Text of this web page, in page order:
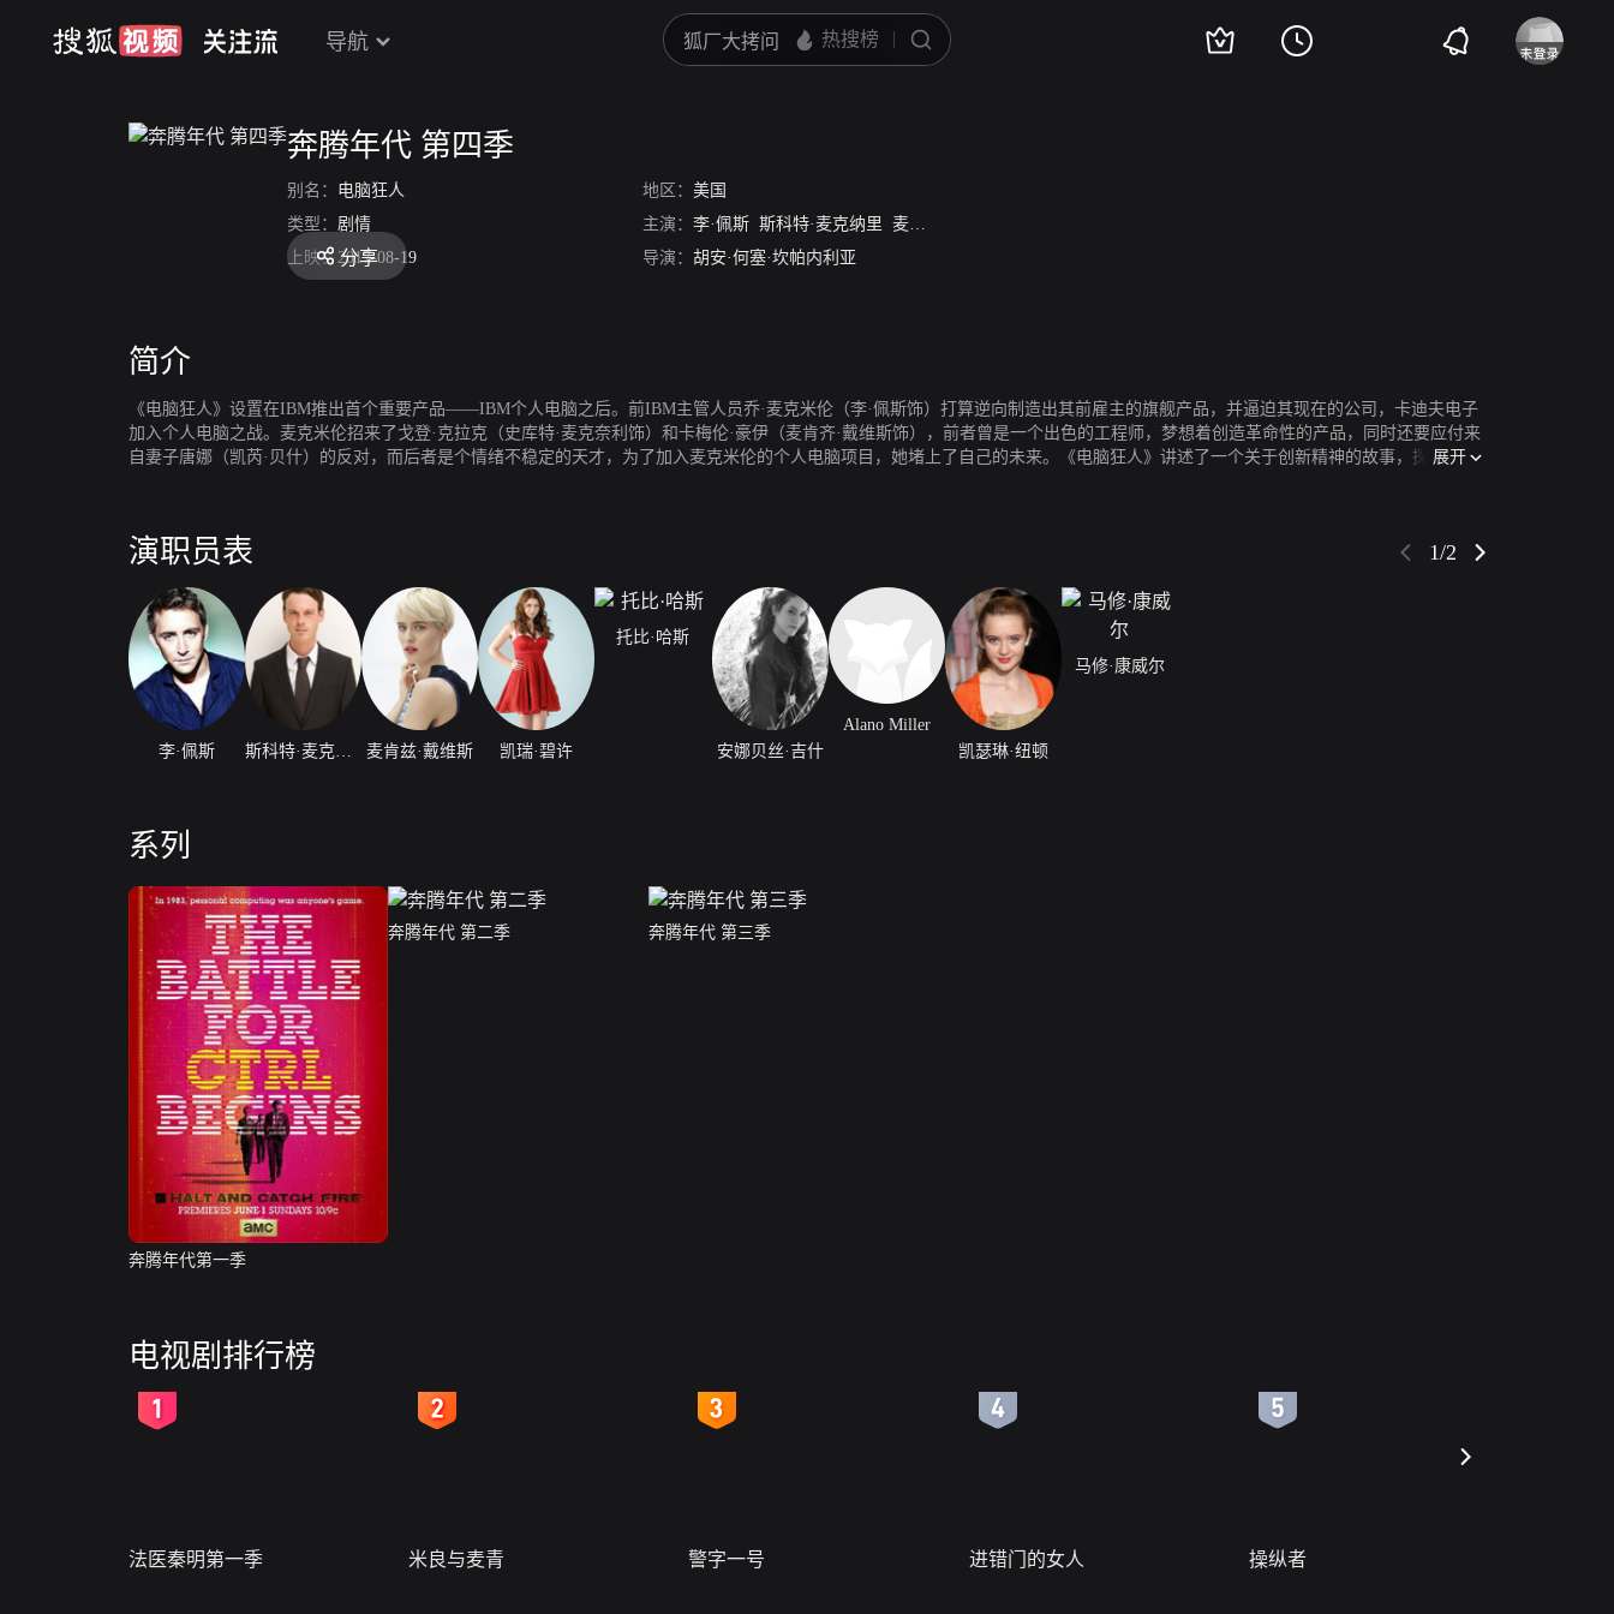
导航
奔腾年代 第四季
别名： 电脑狂人 地区： 美国
类型： 剧情 主演： 李·佩斯 斯科特·麦克纳里 麦肯兹·戴维斯
上映： 2017-08-19 导演： 胡安·何塞·坎帕内利亚
分享
简介
《电脑狂人》设置在IBM推出首个重要产品——IBM个人电脑之后。前IBM主管人员乔·麦克米伦（李·佩斯饰）打算逆向制造出其前雇主的旗舰产品，并逼迫其现在的公司，卡迪夫电子
加入个人电脑之战。麦克米伦招来了戈登·克拉克（史库特·麦克奈利饰）和卡梅伦·豪伊（麦肯齐·戴维斯饰），前者曾是一个出色的工程师，梦想着创造革命性的产品，同时还要应付来
自妻子唐娜（凯芮·贝什）的反对，而后者是个情绪不稳定的天才，为了加入麦克米伦的个人电脑项目，她堵上了自己的未来。《电脑狂人》讲述了一个关于创新精神的故事，探寻一段
展开
演职员表 1/2
李·佩斯 麦肯兹·戴维斯 凯瑞·碧许
托比·哈斯
安娜贝丝·吉什
Alano Miller
凯瑟琳·纽顿
马修·康威尔
系列
奔腾年代第一季
奔腾年代 第二季 奔腾年代 第三季
电视剧排行榜
法医秦明第一季 米良与麦青 警字一号 进错门的女人 操纵者